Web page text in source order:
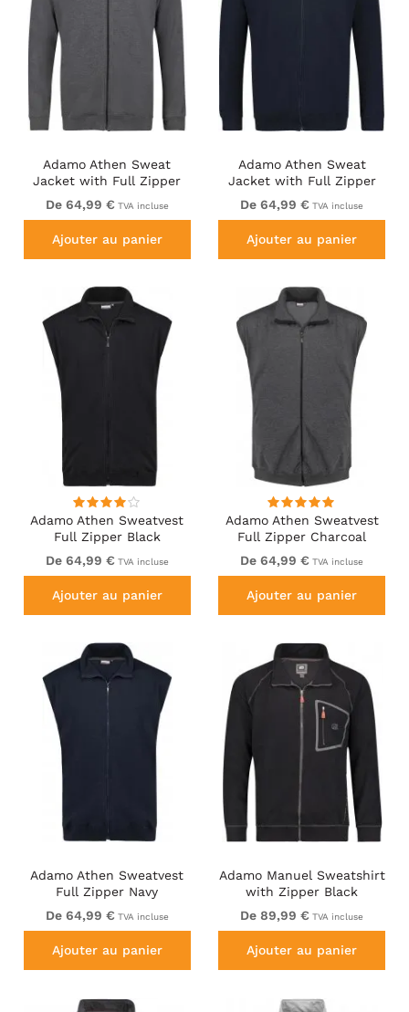
Adamo Athen Sweat
Jacket with Full Zipper
Charcoal
De 64,99 € TVA incluse
Ajouter au panier
Adamo Athen Sweat
Jacket with Full Zipper
Navy
De 64,99 € TVA incluse
Ajouter au panier
Adamo Athen Sweatvest
Full Zipper Black
De 64,99 € TVA incluse
Ajouter au panier
Adamo Athen Sweatvest
Full Zipper Charcoal
De 64,99 € TVA incluse
Ajouter au panier
Adamo Athen Sweatvest
Full Zipper Navy
De 64,99 € TVA incluse
Ajouter au panier
Adamo Manuel Sweatshirt
with Zipper Black
De 89,99 € TVA incluse
Ajouter au panier